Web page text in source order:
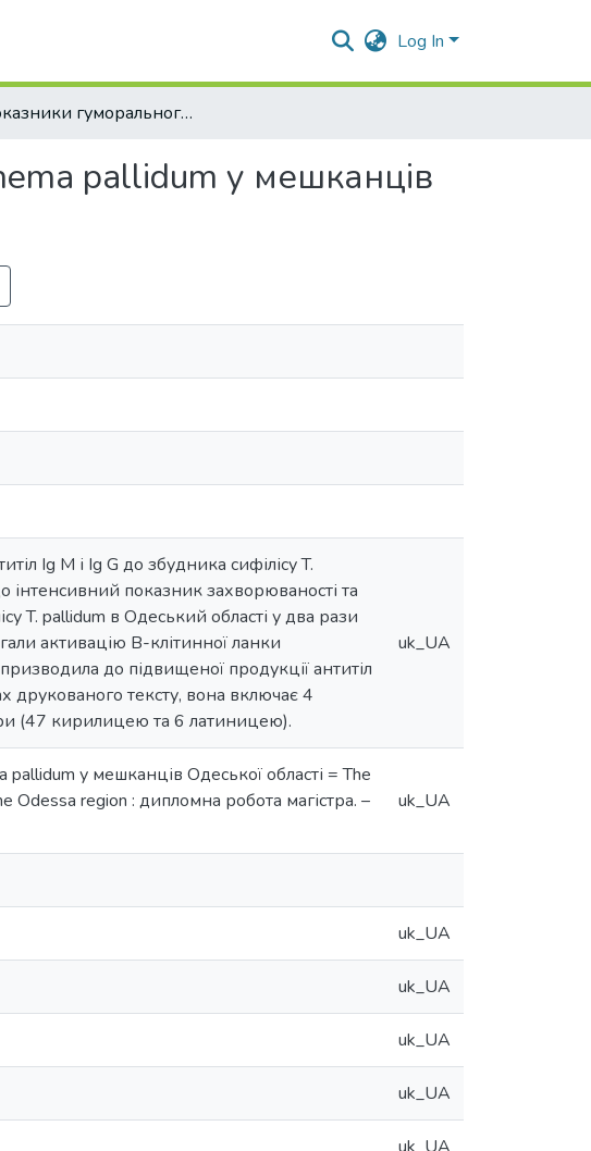
Log In
Показники гуморального імунітету до Treponema pallidum у мешканців Одеської області
pallidum у мешканців
Ig M і Ig G до збудника сифілісу T.
інтенсивний показник захворюваності та
T. pallidum в Одеський області у два рази
активацію В-клітинної ланки
до підвищеної продукції антитіл
друкованого тексту, вона включає 4
(47 кирилицею та 6 латиницею).
uk_UA
у мешканців Одеської області = The
Odessa region : дипломна робота магістра. –
uk_UA
uk_UA
uk_UA
uk_UA
uk_UA